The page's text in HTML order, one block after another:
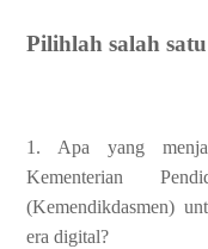
Pilihlah salah
1. Apa yang
Kementerian
(Kemendikdasmen)
era digital?